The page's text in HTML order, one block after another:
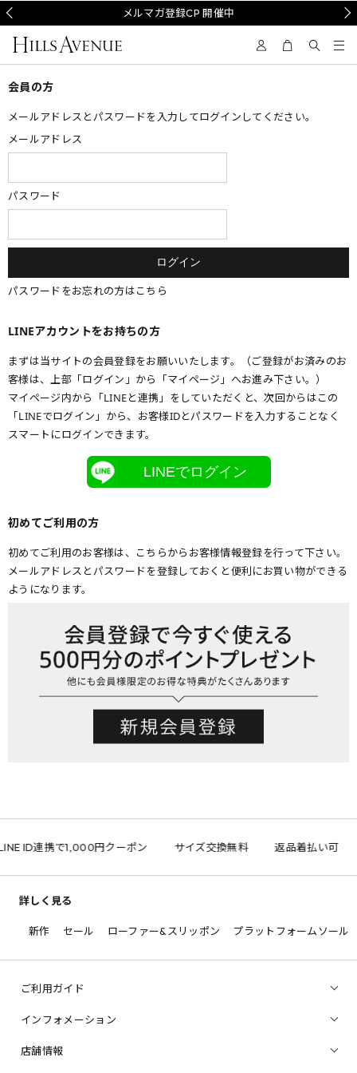
メルマガ登録CP 開催中
会員の方
メールアドレスとパスワードを入力してログインしてください。
メールアドレス
パスワード
パスワードをお忘れの方はこちら
LINEアカウントをお持ちの方
まずは当サイトの会員登録をお願いいたします。（ご登録がお済みのお
客様は、上部「ログイン」から「マイページ」へお進み下さい。）
マイページ内から「LINEと連携」をしていただくと、次回からはこの
「LINEでログイン」から、お客様IDとパスワードを入力することなく
スマートにログインできます。
LINEでログイン
初めてご利用の方
初めてご利用のお客様は、こちらからお客様情報登録を行って下さい。
メールアドレスとパスワードを登録しておくと便利にお買い物ができる
ようになります。
ID連携で1,000円クーポン サイズ交換無料 返品着払い可
詳しく見る
新作 セール ローファー&スリッポン プラットフォームソール
ご利用ガイド
インフォメーション
店舗情報